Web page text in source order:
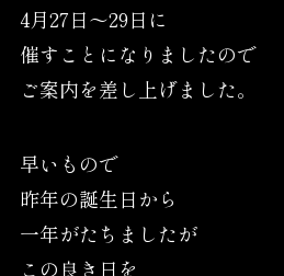
4月27日〜29日に
催すことになりましたので
ご案内を差し上げました。
早いもので
昨年の誕生日から
一年がたちましたが
この良き日を